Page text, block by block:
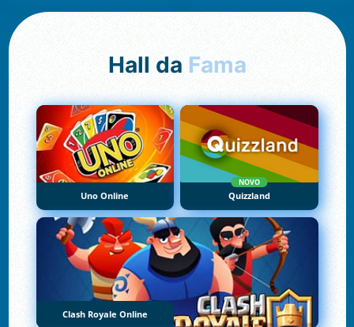
Hall da Fama
Uno Online
NOVO
Quizzland
Clash Royale Online